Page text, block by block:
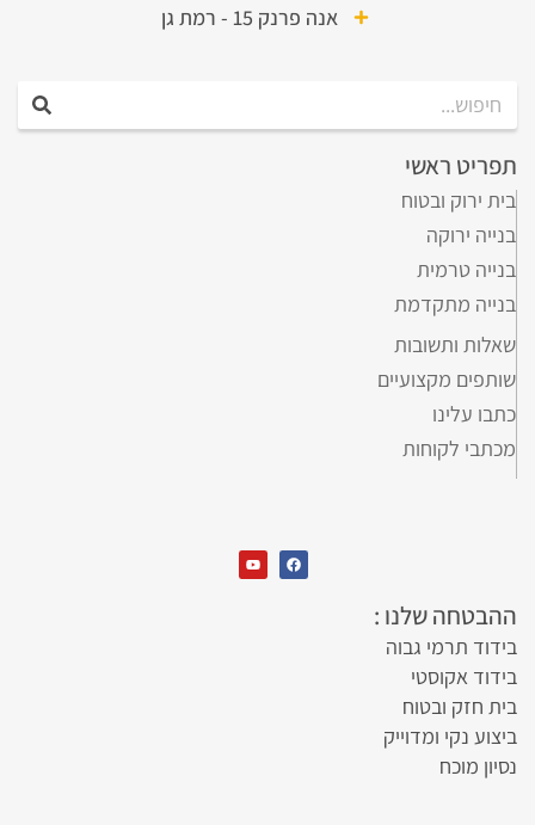
אנה פרנק 15 - רמת גן
תפריט ראשי
בית ירוק ובטוח
בנייה ירוקה
בנייה טרמית
בנייה מתקדמת
שאלות ותשובות
שותפים מקצועיים
כתבו עלינו
מכתבי לקוחות
ההבטחה שלנו :
בידוד תרמי גבוה
בידוד אקוסטי
בית חזק ובטוח
ביצוע נקי ומדוייק
נסיון מוכח